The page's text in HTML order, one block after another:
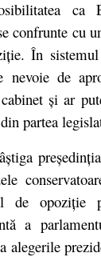
ca
confrunte cu
În
nevoie de
și ar
partea
de opoziție
a
alegerile